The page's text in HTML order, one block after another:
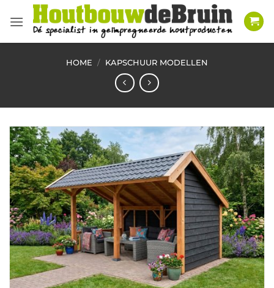
naar
HOME / KAPSCHUUR MODELLEN